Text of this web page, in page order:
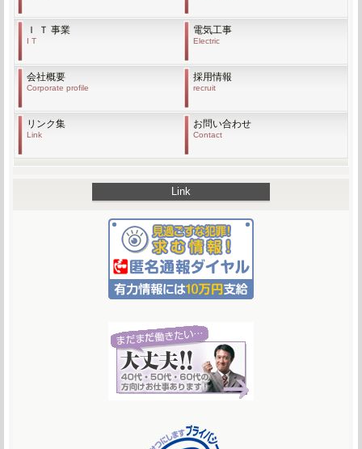
Ｉ Ｔ 事業
I T
電気工事
Electric
会社概要
Corporate profile
採用情報
recruit
リンク集
Link
お問い合わせ
Contact
Link